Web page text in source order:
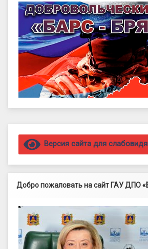
Правый сайдбар
Версия сайта для
Добро пожаловать на сайт ГАУ ДПО